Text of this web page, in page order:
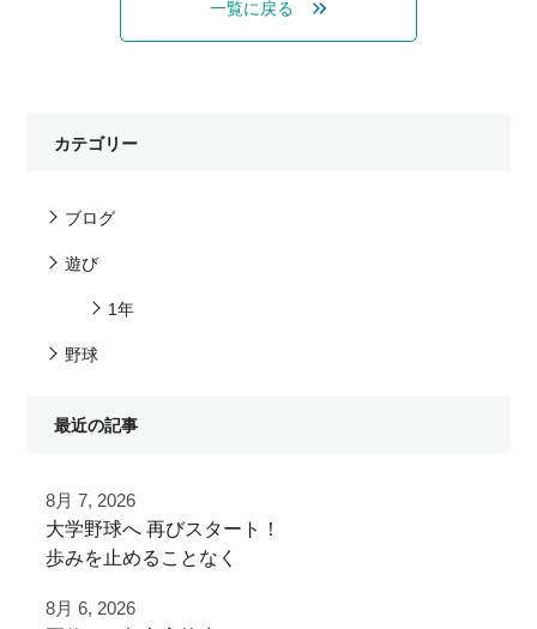
一覧に戻る
カテゴリー
ブログ
遊び
1年
野球
最近の記事
8月 7, 2026
⁡大学野球へ⁡ 再びスタート！⁡
⁡⁡歩みを止めることなく⁡
8月 6, 2026